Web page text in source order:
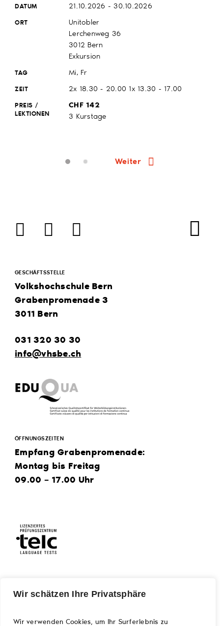
Wir schätzen Ihre Privatsphäre
Wir verwenden Cookies, um Ihr Surferlebnis zu
21.10.2026 - 30.10.2026
Unitobler
Lerchenweg 36
3012 Bern
Exkursion
Mi, Fr
2x 18.30 - 20.00 1x 13.30 - 17.00
CHF 142
3 Kurstage
Weiter
GESCHÄFTSSTELLE
Volkshochschule Bern
Grabenpromenade 3
3011 Bern
031 320 30 30
info@vhsbe.ch
ÖFFNUNGSZEITEN
Empfang Grabenpromenade:
Montag bis Freitag
09.00 – 17.00 Uhr
Kursleitende
FacebookInstagram